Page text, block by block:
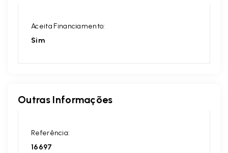
Aceita Financiamento:
Sim
Outras Informações
Referência:
16697